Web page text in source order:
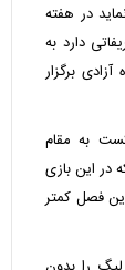
در هفته
دارد به
برگزار
به مقام
در این بازی
فصل کمتر